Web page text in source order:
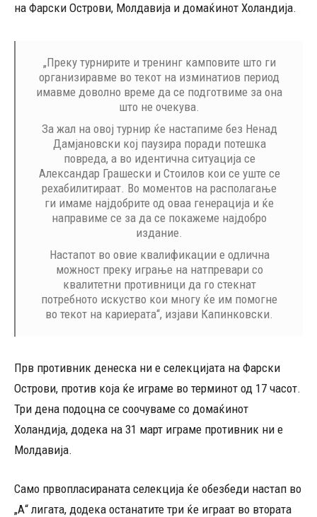
на Фарски Острови, Молдавија и домаќинот Холандија.
„Преку турнирите и тренинг камповите што ги
организиравме во текот на изминатиов период
имавме доволно време да се подготвиме за она
што не очекува.
За жал на овој турнир ќе настапиме без Ненад
Дамјановски кој паузира поради потешка
повреда, а во идентична ситуација се
Александар Грашески и Стоилов кои се уште се
рехабилитираат. Во моментов на располагање
ги имаме најдобрите од оваа генерација и ќе
направиме се за да се покажеме најдобро
издание.
Настапот во овие квалификации е одлична
можност преку играње на натпревари со
квалитетни противници да го стекнат
потребното искуство кои многу ќе им помогне
во текот на кариерата“, изјави Капинковски.
Прв противник денеска ни е селекцијата на Фарски
Острови, против која ќе играме во терминот од 17 часот.
Три дена подоцна се соочуваме со домаќинот
Холандија, додека на 31 март играме противник ни е
Молдавија.
Само првопласираната селекција ќе обезбеди настап во
„А“ лигата, додека останатите три ќе играат во втората